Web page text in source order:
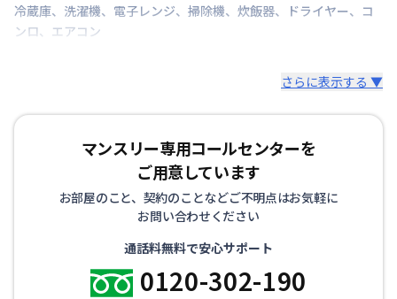
冷蔵庫、 洗濯機、 電子レンジ、 掃除機、 炊飯器、 ドライヤー、 コ
ンロ、 エアコン
さらに表示する ▼
マンスリー専用コールセンターを
ご用意しています
お部屋のこと、契約のことなどご不明点はお気軽に
お問い合わせください
通話料無料で安心サポート
0120-302-190